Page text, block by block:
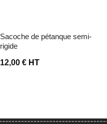
sacoche de pétanque semi-
rigide
12,00 €HT